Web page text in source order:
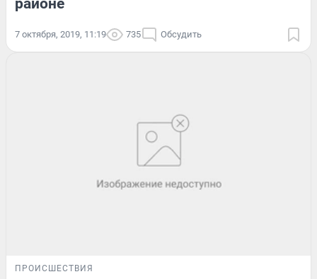
районе
7 октября, 2019, 11:19 735 Обсудить
ПРОИСШЕСТВИЯ